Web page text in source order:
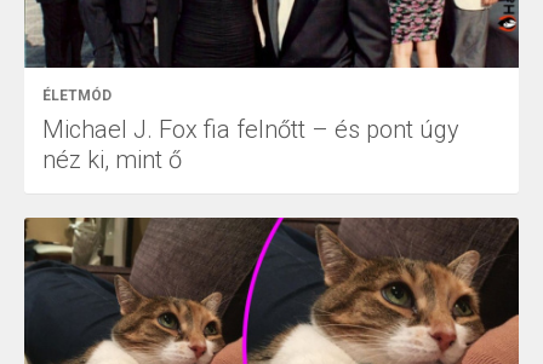
ÉLETMÓD
Michael J. Fox fia felnőtt – és pont úgy
néz ki, mint ő